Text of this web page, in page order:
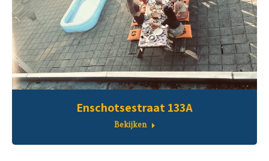
Enschotsestraat 133A
Bekijken